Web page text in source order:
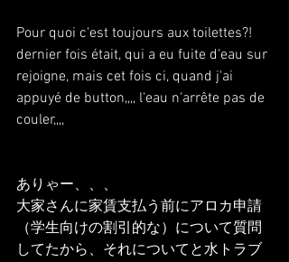
Pour quoi c'est toujours aux toilettes?!
dernier fois était, qui a eu fuite d'eau sur
rejoigne, mais cet fois ci, quand j'ai
appuyé de button,,,, l'eau n'arrête pas de
couler,,,,
ありゃー、、、
大家さんに家賃支払う前にアロカ申請
（学生向けの割引的な）について質問
してたから、それについてと水トラブ